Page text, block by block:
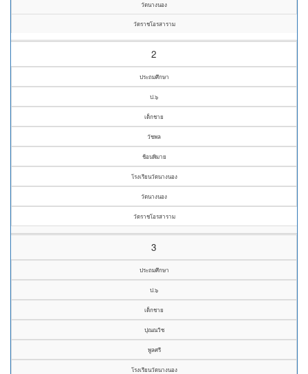
วัดนางนอง
วัดราชโอรสาราม
2
ประถมศึกษา
ป.๖
เด็กชาย
วัชพล
ช้อนพิมาย
โรงเรียนวัดนางนอง
วัดนางนอง
วัดราชโอรสาราม
3
ประถมศึกษา
ป.๖
เด็กชาย
ปุณณวิช
พูลศรี
โรงเรียนวัดนางนอง